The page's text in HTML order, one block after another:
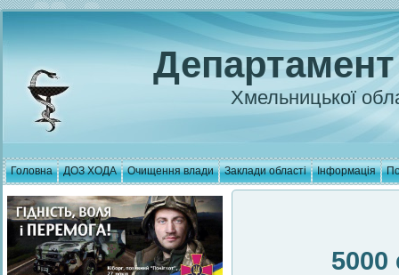
Хмельницької
Головна ДОЗ ХОДА Очищення влади Заклади області Інформація
5000